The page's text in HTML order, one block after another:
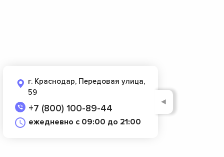
г. Краснодар, Передовая улица,
59
+7 (800) 100-89-44
ежедневно с 09:00 до 21:00
◄